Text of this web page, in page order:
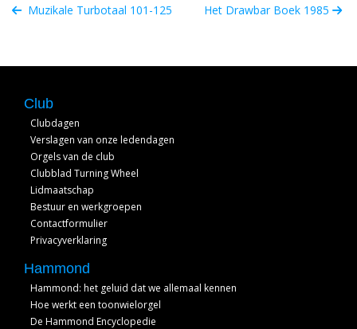
Muzikale Turbotaal 101-125 Het Drawbar Boek 1985
Club
Clubdagen
Verslagen van onze ledendagen
Orgels van de club
Clubblad Turning Wheel
Lidmaatschap
Bestuur en werkgroepen
Contactformulier
Privacyverklaring
Hammond
Hammond: het geluid dat we allemaal kennen
Hoe werkt een toonwielorgel
De Hammond Encyclopedie